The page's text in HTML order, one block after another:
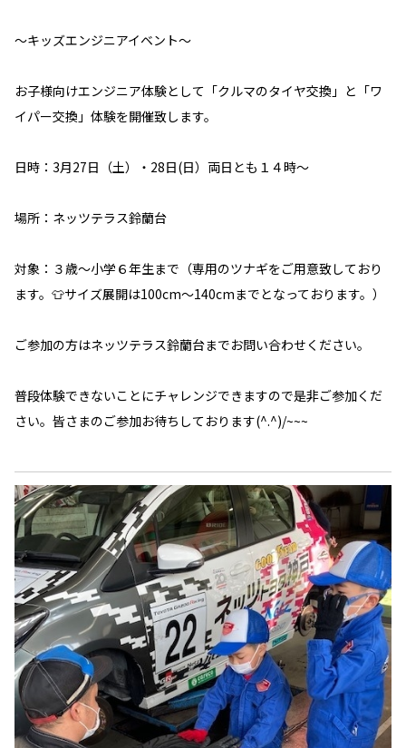
～キッズエンジニアイベント～
お子様向けエンジニア体験として「クルマのタイヤ交換」と「ワ
イパー交換」体験を開催致します。
日時：3月27日（土）・28日(日）両日とも１４時～
場所：ネッツテラス鈴蘭台
対象：３歳～小学６年生まで（専用のツナギをご用意致しており
ます。👕サイズ展開は100cm～140cmまでとなっております。）
ご参加の方はネッツテラス鈴蘭台までお問い合わせください。
普段体験できないことにチャレンジできますので是非ご参加くだ
さい。皆さまのご参加お待ちしております(^.^)/~~~